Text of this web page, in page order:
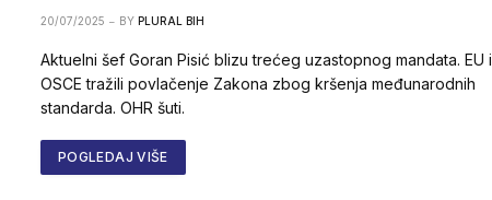
20/07/2025 BY PLURAL BIH
Aktuelni šef Goran Pisić blizu trećeg uzastopnog mandata. EU i
OSCE tražili povlačenje Zakona zbog kršenja međunarodnih
standarda. OHR šuti.
POGLEDAJ VIŠE